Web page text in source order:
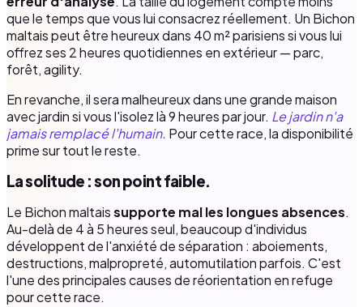
que le temps que vous lui consacrez réellement. Un Bichon
maltais peut être heureux dans 40 m² parisiens si vous lui
offrez ses 2 heures quotidiennes en extérieur — parc,
forêt, agility.
En revanche, il sera malheureux dans une grande maison
avec jardin si vous l'isolez là 9 heures par jour. Le jardin n'a
jamais remplacé l'humain. Pour cette race, la disponibilité
prime sur tout le reste.
La solitude : son point faible.
Le Bichon maltaissupporte mal les longues absences.
Au-delà de 4 à 5 heures seul, beaucoup d'individus
développent de l'anxiété de séparation : aboiements,
destructions, malpropreté, automutilation parfois. C'est
l'une des principales causes de réorientation en refuge
pour cette race.